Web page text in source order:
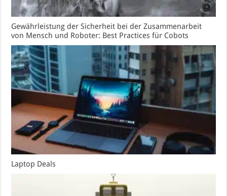
Gewährleistung der Sicherheit bei der Zusammenarbeit
von Mensch und Roboter: Best Practices für Cobots
Laptop Deals